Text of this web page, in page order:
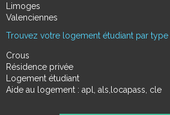
Limoges
Valenciennes
Trouvez votre logement étudiant par
Crous
Résidence privée
Logement étudiant
Aide au logement : apl, als,locapass, cle